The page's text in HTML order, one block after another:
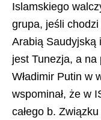
Islamskiego
grupa, jeśli
Arabią Saudyjską
jest Tunezja, a
Władimir Putin w
wspominał, że w
całego b.